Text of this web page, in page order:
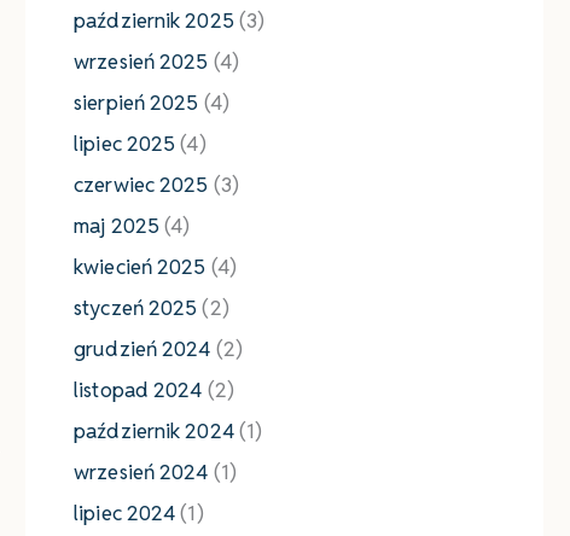
październik 2025 (3)
wrzesień 2025 (4)
sierpień 2025 (4)
lipiec 2025 (4)
czerwiec 2025 (3)
maj 2025 (4)
kwiecień 2025 (4)
styczeń 2025 (2)
grudzień 2024 (2)
listopad 2024 (2)
październik 2024(1)
wrzesień 2024 (1)
lipiec 2024(1)